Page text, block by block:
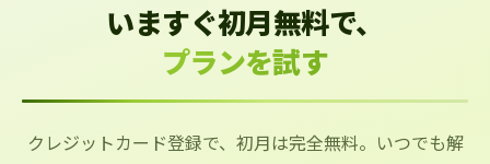
いますぐ初月無料で、
プランを試す
クレジットカード登録で、初月は完全無料。いつでも解